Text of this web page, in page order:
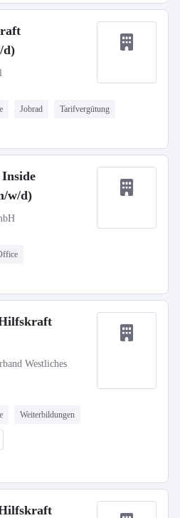
d)
Jobrad Tarifvergütung
w/d)
Westliches
Weiterbildungen